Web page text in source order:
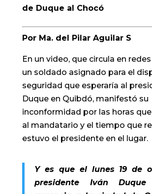
de Duque al Chocó
Por Ma. del Pilar Aguilar S
En un video, que circula en
un soldado asignado para el
seguridad que esperaría al
Duque en Quibdó, manifestó su
inconformidad por las horas
al mandatario y el tiempo que
estuvo el presidente en el lugar.
Y es que el lunes 19 de
presidente Iván